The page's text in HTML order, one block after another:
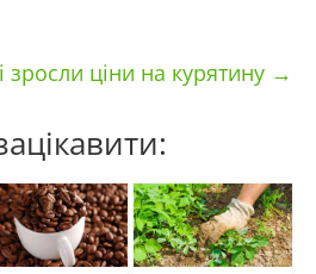
зросли ціни на курятину →